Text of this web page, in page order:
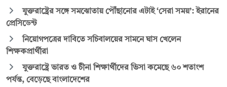
যুক্তরাষ্ট্রের সঙ্গে সমঝোতায় পৌঁছানোর এটাই ‘সেরা সময়’: ইরানের
প্রেসিডেন্ট
নিয়োগপত্রের দাবিতে সচিবালয়ের সামনে ঘাস খেলেন
শিক্ষকপ্রার্থীরা
যুক্তরাষ্ট্রে ভারত ও চীনা শিক্ষার্থীদের ভিসা কমেছে ৬০ শতাংশ
পর্যন্ত, বেড়েছে বাংলাদেশের